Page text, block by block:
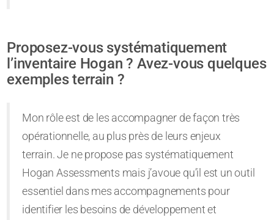
Proposez-vous systématiquement
l’inventaire Hogan ? Avez-vous quelques
exemples terrain ?
Mon rôle est de les accompagner de façon très
opérationnelle, au plus près de leurs enjeux
terrain. Je ne propose pas systématiquement
Hogan Assessments mais j’avoue qu’il est un outil
essentiel dans mes accompagnements pour
identifier les besoins de développement et